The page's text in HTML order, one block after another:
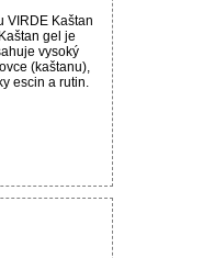
VIRDE Kaštan
gel je
vysoký
(kaštanu),
escin a rutin.